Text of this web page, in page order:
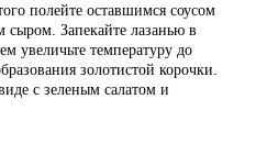
полейте оставшимся соусом
сыром. Запекайте лазанью в
увеличьте температуру до
золотистой корочки.
с зеленым салатом и